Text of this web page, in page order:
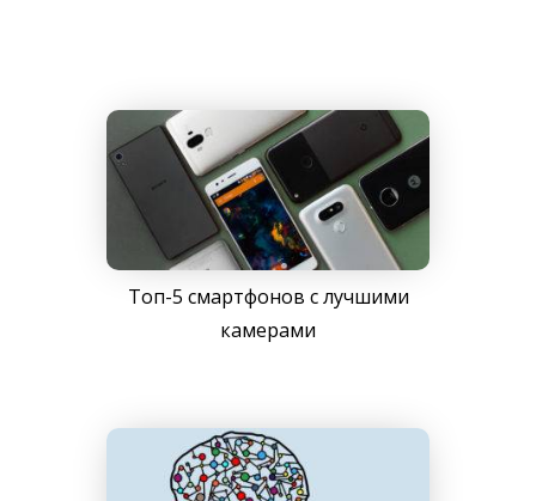
Топ-5 смартфонов с лучшими
камерами